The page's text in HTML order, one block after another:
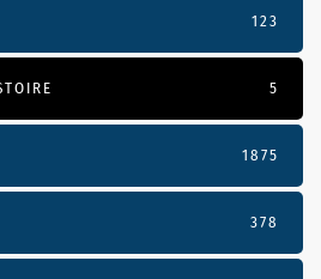
123
5
1875
378